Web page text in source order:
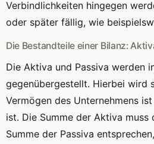
Verbindlichkeiten hingegen
oder später fällig, wie
Die Bestandteile einer Bilanz:
Die Aktiva und Passiva werden
gegenübergestellt. Hierbei wird
Vermögen des Unternehmens
ist. Die Summe der Aktiva muss
Summe der Passiva